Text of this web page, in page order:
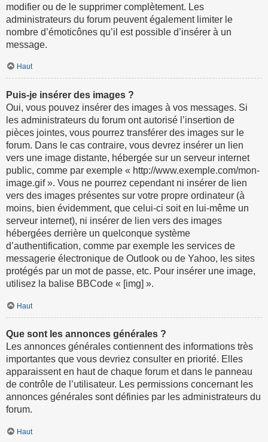
modifier ou de le supprimer complètement. Les
administrateurs du forum peuvent également limiter le
nombre d’émoticônes qu’il est possible d’insérer à un
message.
Haut
Puis-je insérer des images ?
Oui, vous pouvez insérer des images à vos messages. Si
les administrateurs du forum ont autorisé l’insertion de
pièces jointes, vous pourrez transférer des images sur le
forum. Dans le cas contraire, vous devrez insérer un lien
vers une image distante, hébergée sur un serveur internet
public, comme par exemple « http://www.exemple.com/mon-
image.gif ». Vous ne pourrez cependant ni insérer de lien
vers des images présentes sur votre propre ordinateur (à
moins, bien évidemment, que celui-ci soit en lui-même un
serveur internet), ni insérer de lien vers des images
hébergées derrière un quelconque système
d’authentification, comme par exemple les services de
messagerie électronique de Outlook ou de Yahoo, les sites
protégés par un mot de passe, etc. Pour insérer une image,
utilisez la balise BBCode « [img] ».
Haut
Que sont les annonces générales ?
Les annonces générales contiennent des informations très
importantes que vous devriez consulter en priorité. Elles
apparaissent en haut de chaque forum et dans le panneau
de contrôle de l’utilisateur. Les permissions concernant les
annonces générales sont définies par les administrateurs du
forum.
Haut